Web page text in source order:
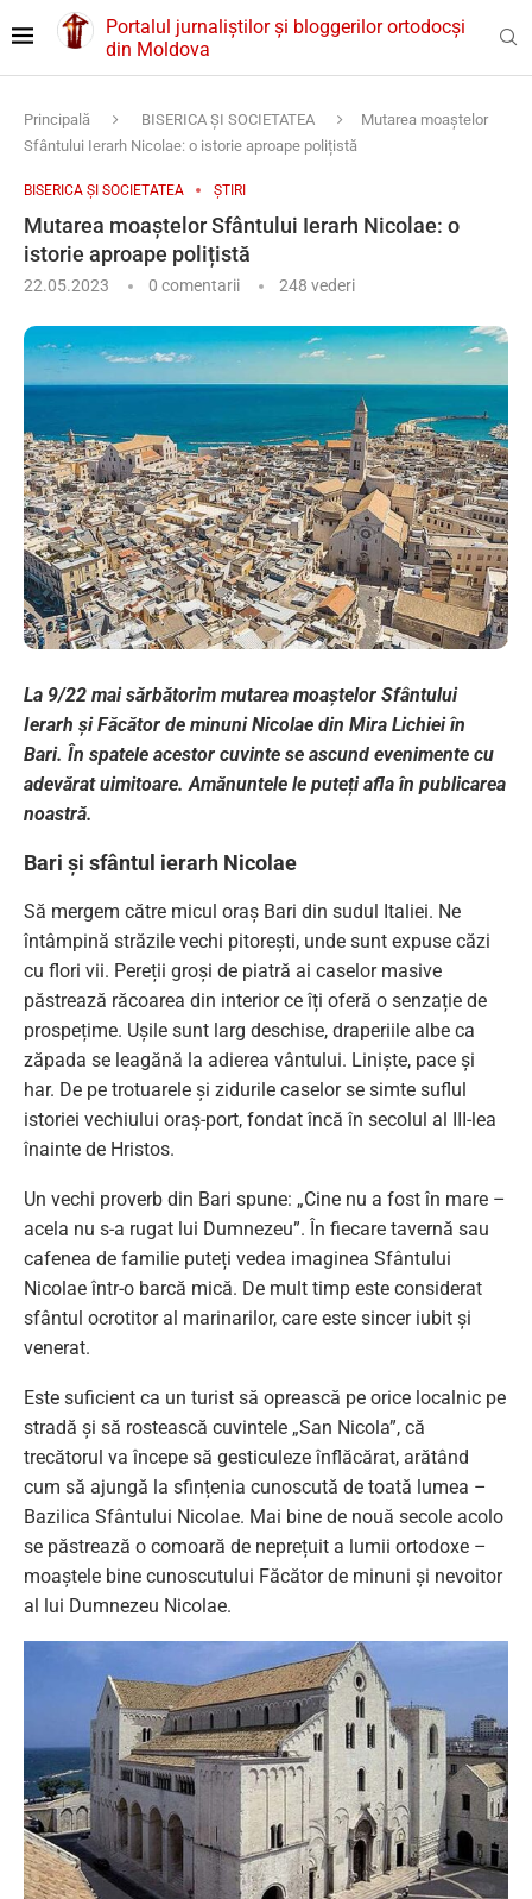
Portalul jurnaliștilor și bloggerilor ortodocși
din Moldova
Principală BISERICA ȘI SOCIETATEA
Mutarea moaștelor
Sfântului Ierarh Nicolae: o istorie aproape polițistă
BISERICA ȘI SOCIETATEA ȘTIRI
Mutarea moaștelor Sfântului Ierarh Nicolae: o
istorie aproape polițistă
22.05.2023 0 comentarii 249 vederi
La 9/22 mai sărbătorim mutarea moaștelor Sfântului
Ierarh și Făcător de minuni Nicolae din Mira Lichiei în
Bari. În spatele acestor cuvinte se ascund evenimente cu
adevărat uimitoare. Amănuntele le puteți afla în publicarea
noastră.
Bari și sfântul ierarh Nicolae
Să mergem către micul oraș Bari din sudul Italiei. Ne
întâmpină străzile vechi pitorești, unde sunt expuse căzi
cu flori vii. Pereții groși de piatră ai caselor masive
păstrează răcoarea din interior ce îți oferă o senzație de
prospețime. Ușile sunt larg deschise, draperiile albe ca
zăpada se leagănă la adierea vântului. Liniște, pace și
har. De pe trotuarele și zidurile caselor se simte suflul
istoriei vechiului oraș-port, fondat încă în secolul al III-lea
înainte de Hristos.
Un vechi proverb din Bari spune: „Cine nu a fost în mare –
acela nu s-a rugat lui Dumnezeu”. În fiecare tavernă sau
cafenea de familie puteți vedea imaginea Sfântului
Nicolae într-o barcă mică. De mult timp este considerat
sfântul ocrotitor al marinarilor, care este sincer iubit și
venerat.
Este suficient ca un turist să oprească pe orice localnic pe
stradă și să rostească cuvintele „San Nicola”, că
trecătorul va începe să gesticuleze înflăcărat, arătând
cum să ajungă la sfințenia cunoscută de toată lumea –
Bazilica Sfântului Nicolae. Mai bine de nouă secole acolo
se păstrează o comoară de neprețuit a lumii ortodoxe –
moaștele bine cunoscutului Făcător de minuni și nevoitor
al lui Dumnezeu Nicolae.